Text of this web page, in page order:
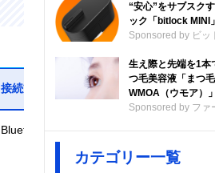
接続方式 連続再生時間
Bluetooth 5.1
“安心”をサブスク
ック「bitlock MINI」
Sponsored by ビッ
生え際と先端を1本
つ毛美容液「まつ
WMOA（ウモア）」
Sponsored by ファ
カテゴリー一覧